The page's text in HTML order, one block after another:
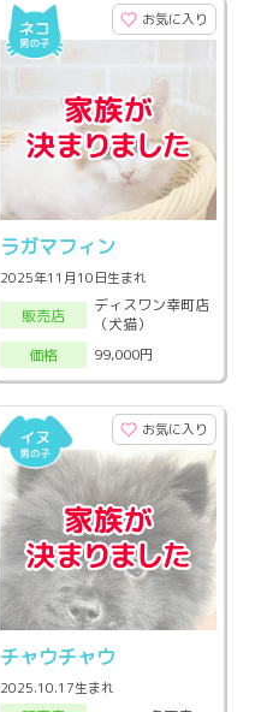
お気に入り
ラガマフィン
2025年11月10日生まれ
販売店
ディスワン幸町店
（犬猫）
価格
99,000円
お気に入り
チャウチャウ
2025.10.17生まれ